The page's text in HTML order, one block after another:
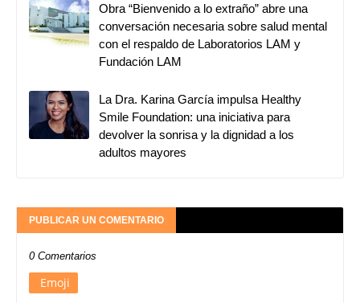
Obra “Bienvenido a lo extraño” abre una
conversación necesaria sobre salud mental
con el respaldo de Laboratorios LAM y
Fundación LAM
La Dra. Karina García impulsa Healthy
Smile Foundation: una iniciativa para
devolver la sonrisa y la dignidad a los
adultos mayores
PUBLICAR UN COMENTARIO
0 Comentarios
Emoji